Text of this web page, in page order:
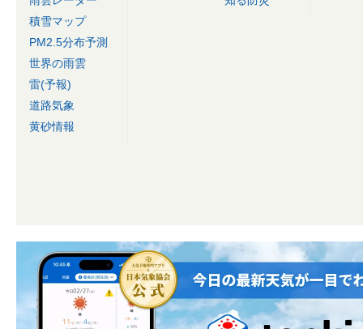
積雪マップ
PM2.5分布予測
世界の雨雲
雷(予報)
道路気象
黄砂情報